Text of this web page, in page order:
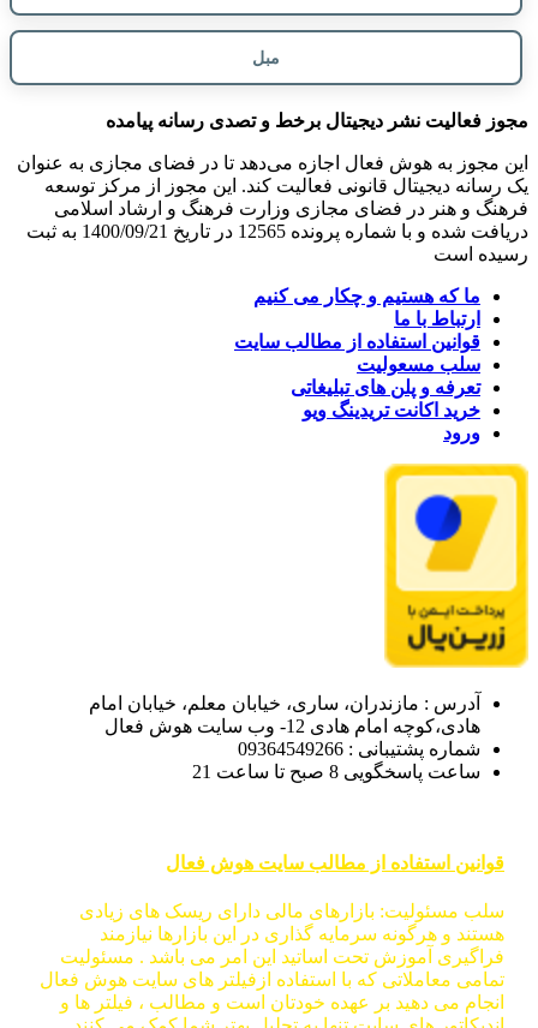
مبل
مجوز فعالیت نشر دیجیتال برخط و تصدی رسانه پیامده
این مجوز به هوش فعال اجازه می‌دهد تا در فضای مجازی به عنوان
یک رسانه دیجیتال قانونی فعالیت کند. این مجوز از مرکز توسعه
فرهنگ و هنر در فضای مجازی وزارت فرهنگ و ارشاد اسلامی
دریافت شده و با شماره پرونده 12565 در تاریخ 1400/09/21 به ثبت
رسیده است
ما که هستیم و چکار می کنیم
ارتباط با ما
قوانین استفاده از مطالب سایت
سلب مسعولیت
تعرفه و پلن های تبلیغاتی
خرید اکانت تریدینگ ویو
ورود
آدرس : مازندران، ساری، خیابان معلم، خیابان امام
هادی،کوچه امام هادی 12- وب سایت هوش فعال
شماره پشتیبانی : 09364549266
ساعت پاسخگویی 8 صبح تا ساعت 21
قوانین استفاده از مطالب سایت هوش فعال
سلب مسئولیت: بازارهای مالی دارای ریسک های زیادی
هستند و هرگونه سرمایه گذاری در این بازارها نیازمند
فراگیری آموزش تحت اساتید این امر می باشد . مسئولیت
تمامی معاملاتی که با استفاده ازفیلتر های سایت هوش فعال
انجام می دهید بر عهده خودتان است و مطالب ، فیلتر ها و